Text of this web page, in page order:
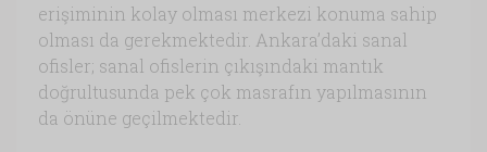
erişiminin kolay olması merkezi konuma sahip
olması da gerekmektedir. Ankara’daki sanal
ofisler; sanal ofislerin çıkışındaki mantık
doğrultusunda pek çok masrafın yapılmasının
da önüne geçilmektedir.